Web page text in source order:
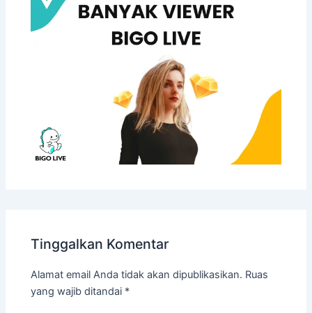
Tinggalkan Komentar
Alamat email Anda tidak akan dipublikasikan. Ruas
yang wajib ditandai *